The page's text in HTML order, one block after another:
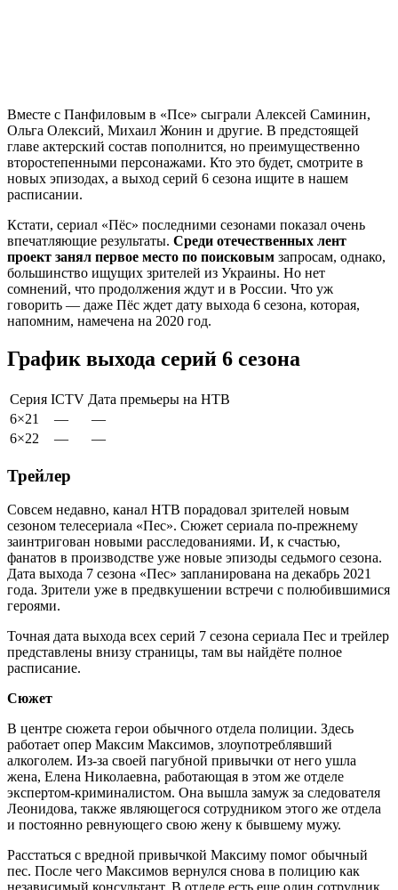
Вместе с Панфиловым в «Псе» сыграли Алексей Саминин,
Ольга Олексий, Михаил Жонин и другие. В предстоящей
главе актерский состав пополнится, но преимущественно
второстепенными персонажами. Кто это будет, смотрите в
новых эпизодах, а выход серий 6 сезона ищите в нашем
расписании.
Кстати, сериал «Пёс» последними сезонами показал очень
впечатляющие результаты. Среди отечественных лент
проект занял первое место по поисковым запросам, однако,
большинство ищущих зрителей из Украины. Но нет
сомнений, что продолжения ждут и в России. Что уж
говорить — даже Пёс ждет дату выхода 6 сезона, которая,
напомним, намечена на 2020 год.
График выхода серий 6 сезона
Серия ICTV Дата премьеры на НТВ
6×21
—
—
6×22
— —
Трейлер
Совсем недавно, канал НТВ порадовал зрителей новым
сезоном телесериала «Пес». Сюжет сериала по-прежнему
заинтригован новыми расследованиями. И, к счастью,
фанатов в производстве уже новые эпизоды седьмого сезона.
Дата выхода 7 сезона «Пес» запланирована на декабрь 2021
года. Зрители уже в предвкушении встречи с полюбившимися
героями.
Точная дата выхода всех серий 7 сезона сериала Пес и трейлер
представлены внизу страницы, там вы найдёте полное
расписание.
Сюжет
В центре сюжета герои обычного отдела полиции. Здесь
работает опер Максим Максимов, злоупотреблявший
алкоголем. Из-за своей пагубной привычки от него ушла
жена, Елена Николаевна, работающая в этом же отделе
экспертом-криминалистом. Она вышла замуж за следователя
Леонидова, также являющегося сотрудником этого же отдела
и постоянно ревнующего свою жену к бывшему мужу.
Расстаться с вредной привычкой Максиму помог обычный
пес. После чего Максимов вернулся снова в полицию как